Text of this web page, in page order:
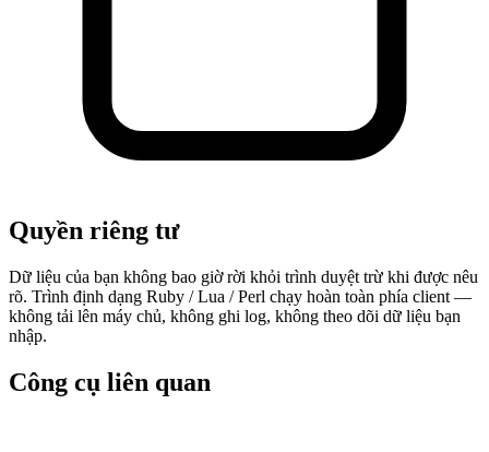
Quyền riêng tư
Dữ liệu của bạn không bao giờ rời khỏi trình duyệt trừ khi được nêu
rõ. Trình định dạng Ruby / Lua / Perl chạy hoàn toàn phía client —
không tải lên máy chủ, không ghi log, không theo dõi dữ liệu bạn
nhập.
Công cụ liên quan